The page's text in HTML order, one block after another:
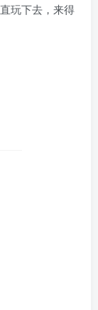
玩下去，来得